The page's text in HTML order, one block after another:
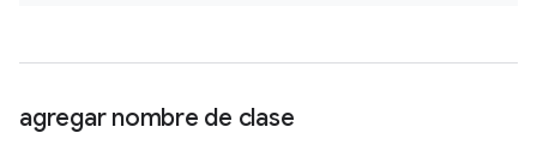
agregar nombre de clase